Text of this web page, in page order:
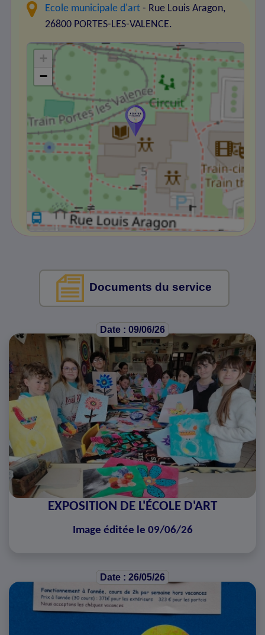
Ecole municipale d'art - Rue Louis Aragon,
26800 PORTES-LES-VALENCE.
+
−
Documents du service
Date : 09/06/26
EXPOSITION DE L'ÉCOLE D'ART
Image éditée le 09/06/26
Date : 26/05/26